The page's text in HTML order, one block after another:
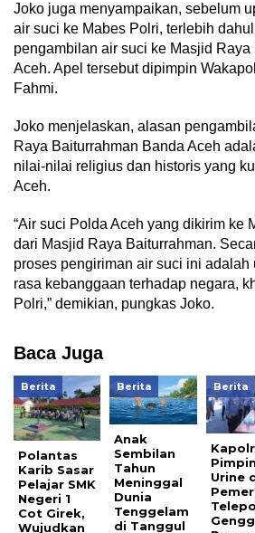
Joko juga menyampaikan, sebelum
air suci ke Mabes Polri, terlebih
pengambilan air suci ke Masjid
Aceh. Apel tersebut dipimpin
Fahmi.
Joko menjelaskan, alasan
Raya Baiturrahman Banda Aceh
nilai-nilai religius dan historis yang
Aceh.
“Air suci Polda Aceh yang dikirim ke
dari Masjid Raya Baiturrahman.
proses pengiriman air suci ini adalah
rasa kebanggaan terhadap negara,
Polri,” demikian, pungkas Joko.
Baca Juga
Berita
Polantas
Karib Sasar
Pelajar SMK
Negeri 1
Cot Girek,
Wujudkan
Berita
Anak
Sembilan
Tahun
Meninggal
Dunia
Tenggelam
di Tanggul
Berita
Urine